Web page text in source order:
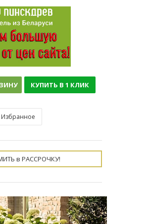
КУПИТЬ В 1 КЛИК
Избранное
в РАССРОЧКУ!